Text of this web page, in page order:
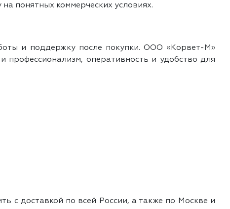
понятных коммерческих условиях.
и поддержку после покупки. ООО «Корвет-М»
профессионализм, оперативность и удобство для
с доставкой по всей России, а также по Москве и